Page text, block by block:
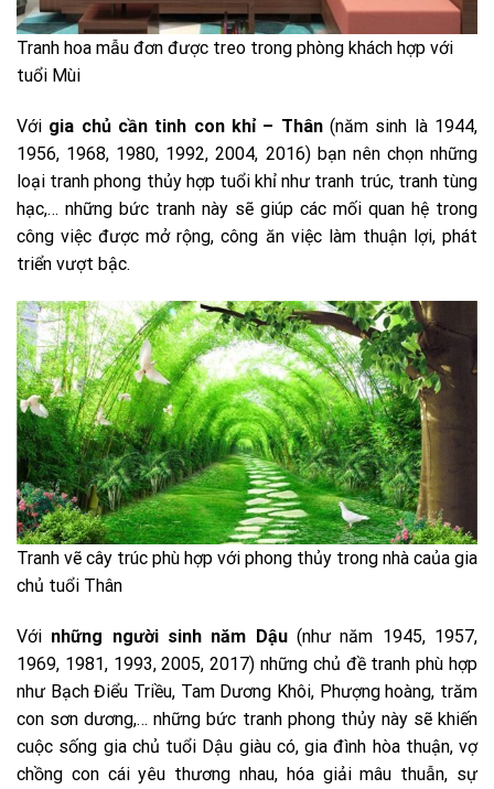
Tranh hoa mẫu đơn được treo trong phòng khách hợp với
tuổi Mùi
Với gia chủ cần tinh con khỉ – Thân(năm sinh là 1944,
1956, 1968, 1980, 1992, 2004, 2016) bạn nên chọn những
loại tranh phong thủy hợp tuổi khỉ như tranh trúc, tranh tùng
hạc,… những bức tranh này sẽ giúp các mối quan hệ trong
công việc được mở rộng, công ăn việc làm thuận lợi, phát
triển vượt bậc.
Tranh vẽ cây trúc phù hợp với phong thủy trong nhà caủa gia
chủ tuổi Thân
Với những người sinh năm Dậu(như năm 1945, 1957,
1969, 1981, 1993, 2005, 2017) những chủ đề tranh phù hợp
như Bạch Điểu Triều, Tam Dương Khôi, Phượng hoàng, trăm
con sơn dương,… những bức tranh phong thủy này sẽ khiến
cuộc sống gia chủ tuổi Dậu giàu có, gia đình hòa thuận, vợ
chồng con cái yêu thương nhau, hóa giải mâu thuẫn, sự